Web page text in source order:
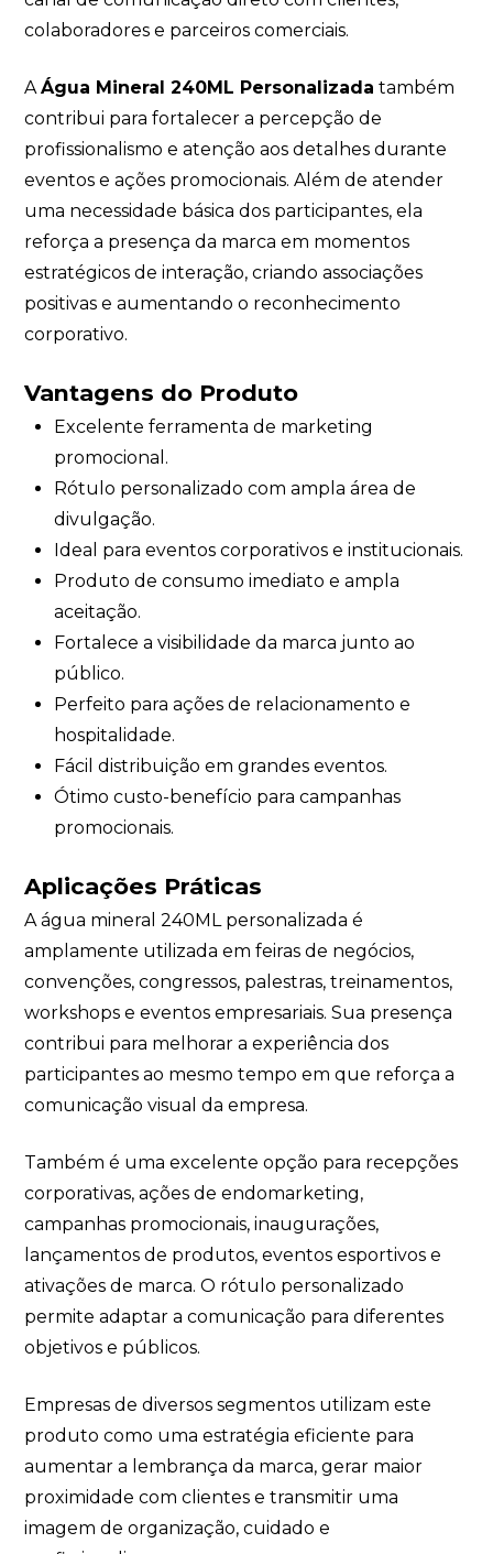
colaboradores e parceiros comerciais.
AÁgua Mineral 240ML Personalizada também
contribui para fortalecer a percepção de
profissionalismo e atenção aos detalhes durante
eventos e ações promocionais. Além de atender
uma necessidade básica dos participantes, ela
reforça a presença da marca em momentos
estratégicos de interação, criando associações
positivas e aumentando o reconhecimento
corporativo.
Vantagens do Produto
Excelente ferramenta de marketing
promocional.
Rótulo personalizado com ampla área de
divulgação.
Ideal para eventos corporativos e institucionais.
Produto de consumo imediato e ampla
aceitação.
Fortalece a visibilidade da marca junto ao
público.
Perfeito para ações de relacionamento e
hospitalidade.
Fácil distribuição em grandes eventos.
Ótimo custo-benefício para campanhas
promocionais.
Aplicações Práticas
A água mineral 240ML personalizada é
amplamente utilizada em feiras de negócios,
convenções, congressos, palestras, treinamentos,
workshops e eventos empresariais. Sua presença
contribui para melhorar a experiência dos
participantes ao mesmo tempo em que reforça a
comunicação visual da empresa.
Também é uma excelente opção para recepções
corporativas, ações de endomarketing,
campanhas promocionais, inaugurações,
lançamentos de produtos, eventos esportivos e
ativações de marca. O rótulo personalizado
permite adaptar a comunicação para diferentes
objetivos e públicos.
Empresas de diversos segmentos utilizam este
produto como uma estratégia eficiente para
aumentar a lembrança da marca, gerar maior
proximidade com clientes e transmitir uma
imagem de organização, cuidado e